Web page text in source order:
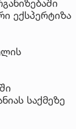
ექსპერტიზა
საქმეზე